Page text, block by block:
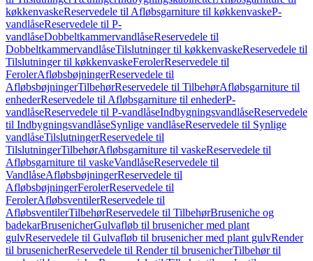
køkkenvaskeReservedele til Afløbsgarniture til køkkenvaskeP-
vandlåseReservedele til P-
vandlåseDobbeltkammervandlåseReservedele til
DobbeltkammervandlåseTilslutninger til køkkenvaskeReservedele til
Tilslutninger til køkkenvaskeFerolerReservedele til
FerolerAfløbsbøjningerReservedele til
AfløbsbøjningerTilbehørReservedele til TilbehørAfløbsgarniture til
enhederReservedele til Afløbsgarniture til enhederP-
vandlåseReservedele til P-vandlåseIndbygningsvandlåseReservedele
til IndbygningsvandlåseSynlige vandlåseReservedele til Synlige
vandlåseTilslutningerReservedele til
TilslutningerTilbehørAfløbsgarniture til vaskeReservedele til
Afløbsgarniture til vaskeVandlåseReservedele til
VandlåseAfløbsbøjningerReservedele til
AfløbsbøjningerFerolerReservedele til
FerolerAfløbsventilerReservedele til
AfløbsventilerTilbehørReservedele til TilbehørBruseniche og
badekarBrusenicherGulvafløb til brusenicher med plant
gulvReservedele til Gulvafløb til brusenicher med plant gulvRender
til brusenicherReservedele til Render til brusenicherTilbehør til